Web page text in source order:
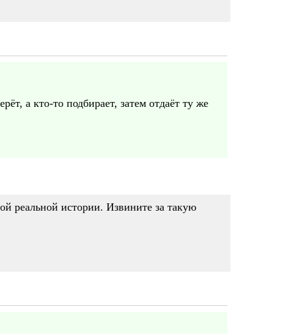
а кто-то подбирает, затем отдаёт ту же
реальной истории. Извините за такую